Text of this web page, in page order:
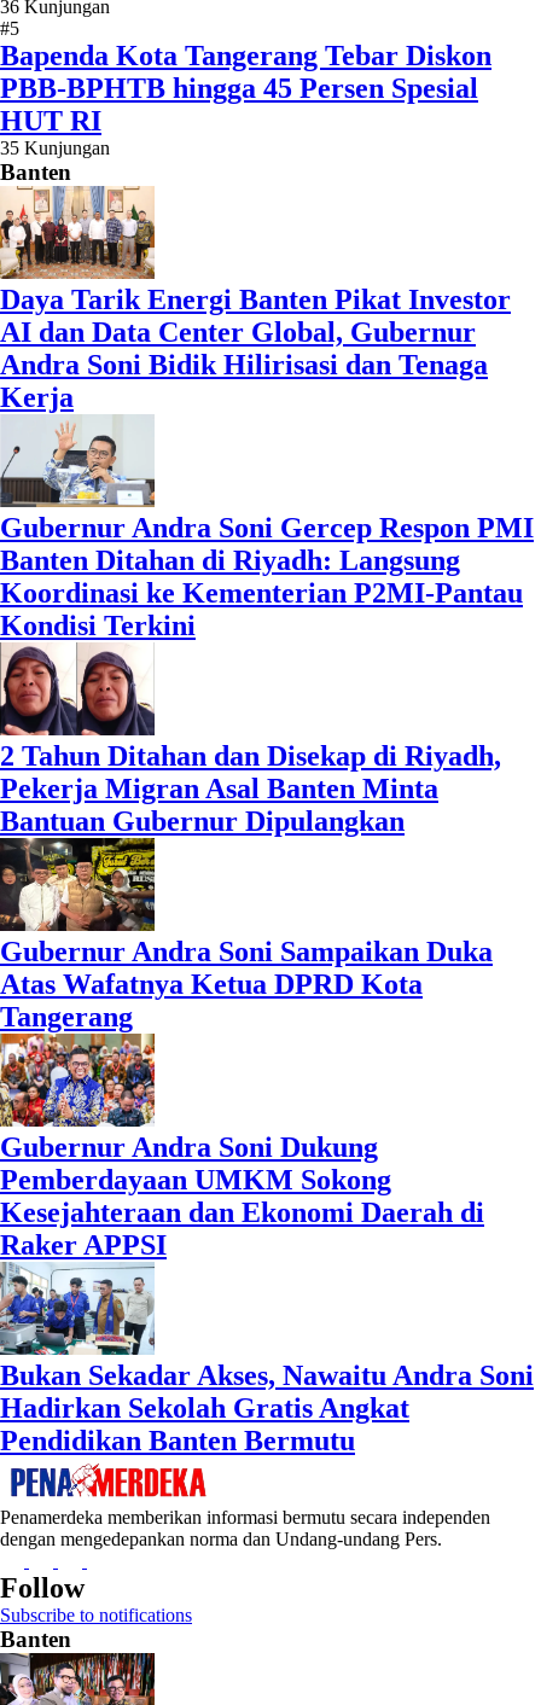
36 Kunjungan
#5
Bapenda Kota Tangerang Tebar Diskon
PBB-BPHTB hingga 45 Persen Spesial
HUT RI
35 Kunjungan
Banten
Daya Tarik Energi Banten Pikat Investor
AI dan Data Center Global, Gubernur
Andra Soni Bidik Hilirisasi dan Tenaga
Kerja
Gubernur Andra Soni Gercep Respon PMI
Banten Ditahan di Riyadh: Langsung
Koordinasi ke Kementerian P2MI-Pantau
Kondisi Terkini
2 Tahun Ditahan dan Disekap di Riyadh,
Pekerja Migran Asal Banten Minta
Bantuan Gubernur Dipulangkan
Gubernur Andra Soni Sampaikan Duka
Atas Wafatnya Ketua DPRD Kota
Tangerang
Gubernur Andra Soni Dukung
Pemberdayaan UMKM Sokong
Kesejahteraan dan Ekonomi Daerah di
Raker APPSI
Bukan Sekadar Akses, Nawaitu Andra Soni
Hadirkan Sekolah Gratis Angkat
Pendidikan Banten Bermutu
Penamerdeka memberikan informasi bermutu secara independen
dengan mengedepankan norma dan Undang-undang Pers.
Follow
Subscribe to notifications
Banten